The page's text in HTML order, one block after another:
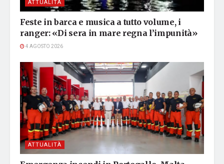
ATTUALITÀ
Feste in barca e musica a tutto volume, i
ranger: «Di sera in mare regna l’impunità»
4 AGOSTO 2026
ATTUALITÀ